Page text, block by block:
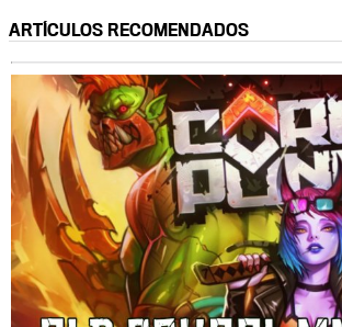
ARTÍCULOS RECOMENDADOS